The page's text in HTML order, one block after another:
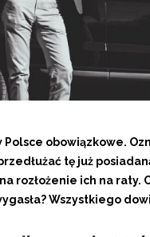
obowiązkowe.
tę już
rozłożenie ich na raty.
Wszystkiego